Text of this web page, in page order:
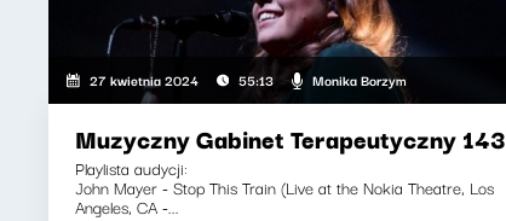
27 kwietnia 2024 55:13 Monika Borzym
Muzyczny Gabinet Terapeutyczny 143
Playlista audycji:
John Mayer - Stop This Train (Live at the Nokia Theatre, Los
Angeles, CA -...